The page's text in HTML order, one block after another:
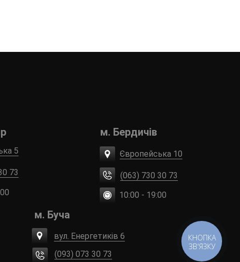
5
73
м. Бердичів
Європейська 10
10:00 - 19:00
(063) 730 30 73
м. Буча
вул. Енергетиків 6
(093) 073 30 73
КНОПКА
ЗВ'ЯЗКУ